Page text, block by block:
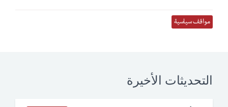
مواقف سياسية
التحديثات الأخيرة